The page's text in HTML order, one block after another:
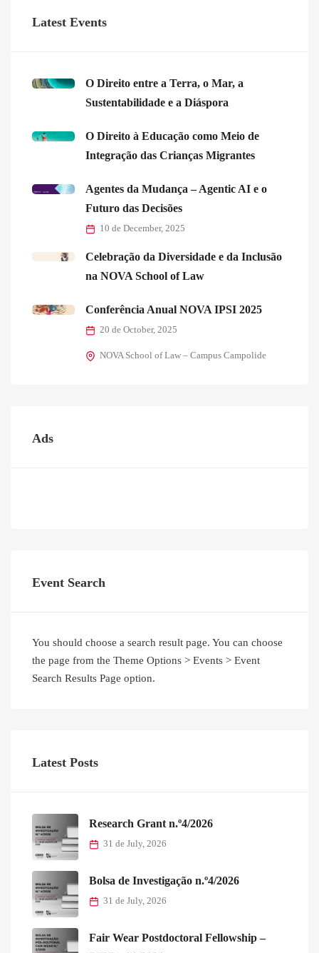
Latest Events
O Direito entre a Terra, o Mar, a
Sustentabilidade e a Diáspora
O Direito à Educação como Meio de
Integração das Crianças Migrantes
Agentes da Mudança – Agentic AI e o
Futuro das Decisões
10 de December, 2025
Celebração da Diversidade e da Inclusão
na NOVA School of Law
Conferência Anual NOVA IPSI 2025
20 de October, 2025
NOVA School of Law – Campus Campolide
Ads
Event Search
You should choose a search result page. You can choose
the page from the Theme Options > Events > Event
Search Results Page option.
Latest Posts
Research Grant n.º4/2026
31 de July, 2026
Bolsa de Investigação n.º4/2026
31 de July, 2026
Fair Wear Postdoctoral Fellowship –